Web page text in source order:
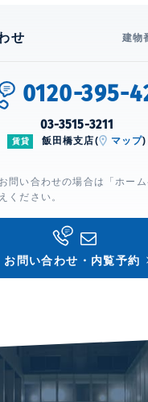
せ 建物
0120-395-
03-3515-3211
賃貸 飯田橋支店( マップ)
問い合わせの場合は「ホー
ください。
お問い合わせ・内覧予約